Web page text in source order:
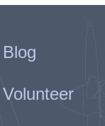
Blog
Volunteer